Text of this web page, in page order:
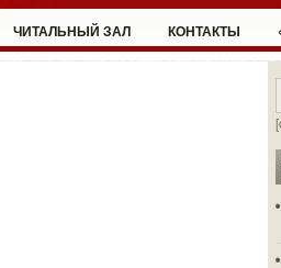
ЧИТАЛЬНЫЙ ЗАЛ КОНТАКТЫ